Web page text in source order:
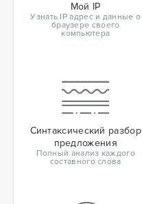
Мой IP
Узнать IP адрес и данные о
браузере своего
компьютера
Синтаксический разбор
предложения
Полный анализ каждого
составного слова